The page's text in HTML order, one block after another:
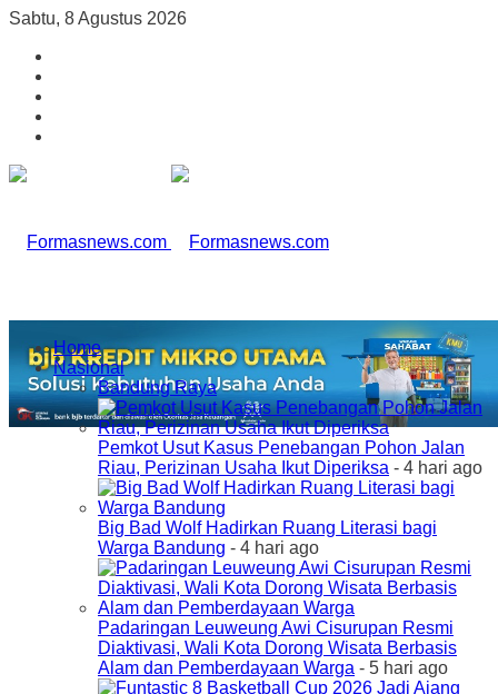
Sabtu, 8 Agustus 2026
Home
Nasional
Bandung Raya
Pemkot Usut Kasus Penebangan Pohon Jalan
Riau, Perizinan Usaha Ikut Diperiksa - 4 hari ago
Big Bad Wolf Hadirkan Ruang Literasi bagi
Warga Bandung - 4 hari ago
Padaringan Leuweung Awi Cisurupan Resmi
Diaktivasi, Wali Kota Dorong Wisata Berbasis
Alam dan Pemberdayaan Warga - 5 hari ago